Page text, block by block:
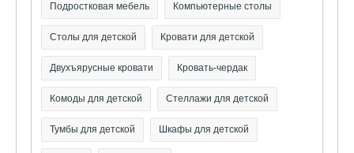
Подростковая мебель Компьютерные столы
Столы для детской Кровати для детской
Двухъярусные кровати Кровать-чердак
Комоды для детской Стеллажи для детской
Тумбы для детской Шкафы для детской